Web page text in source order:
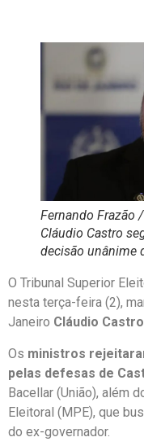
Fernando Frazão
Cláudio Castro
decisão unânime
O Tribunal Superior
nesta terça-feira (2),
Janeiro Cláudio
Os ministros
pelas defesas de
Bacellar (União), além
Eleitoral (MPE), que
do ex-governador.